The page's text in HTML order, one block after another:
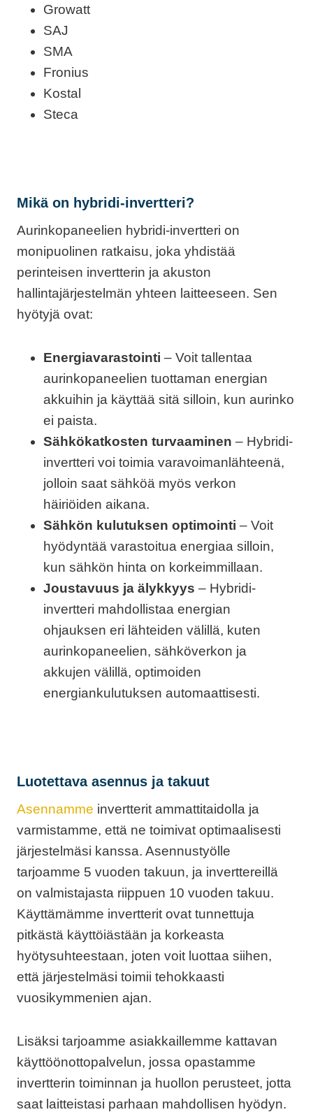
Growatt
SAJ
SMA
Fronius
Kostal
Steca
Mikä on hybridi-invertteri?
Aurinkopaneelien hybridi-invertteri on
monipuolinen ratkaisu, joka yhdistää
perinteisen invertterin ja akuston
hallintajärjestelmän yhteen laitteeseen. Sen
hyötyjä ovat:
Energiavarastointi – Voit tallentaa
aurinkopaneelien tuottaman energian
akkuihin ja käyttää sitä silloin, kun aurinko
ei paista.
Sähkökatkosten turvaaminen – Hybridi-
invertteri voi toimia varavoimanlähteenä,
jolloin saat sähköä myös verkon
häiriöiden aikana.
Sähkön kulutuksen optimointi – Voit
hyödyntää varastoitua energiaa silloin,
kun sähkön hinta on korkeimmillaan.
Joustavuus ja älykkyys – Hybridi-
invertteri mahdollistaa energian
ohjauksen eri lähteiden välillä, kuten
aurinkopaneelien, sähköverkon ja
akkujen välillä, optimoiden
energiankulutuksen automaattisesti.
Luotettava asennus ja takuut
Asennamme invertterit ammattitaidolla ja
varmistamme, että ne toimivat optimaalisesti
järjestelmäsi kanssa. Asennustyölle
tarjoamme 5 vuoden takuun, ja inverttereillä
on valmistajasta riippuen 10 vuoden takuu.
Käyttämämme invertterit ovat tunnettuja
pitkästä käyttöiästään ja korkeasta
hyötysuhteestaan, joten voit luottaa siihen,
että järjestelmäsi toimii tehokkaasti
vuosikymmenien ajan.
Lisäksi tarjoamme asiakkaillemme kattavan
käyttöönottopalvelun, jossa opastamme
invertterin toiminnan ja huollon perusteet, jotta
saat laitteistasi parhaan mahdollisen hyödyn.